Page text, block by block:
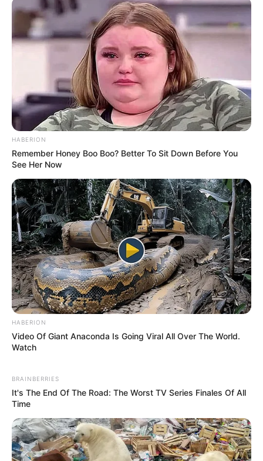
HABERION
Remember Honey Boo Boo? Better To Sit Down Before You
See Her Now
HABERION
Video Of Giant Anaconda Is Going Viral All Over The World.
Watch
BRAINBERRIES
It's The End Of The Road: The Worst TV Series Finales Of All
Time